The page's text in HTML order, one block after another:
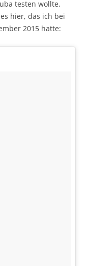
testen wollte,
hier, das ich bei
2015 hatte: